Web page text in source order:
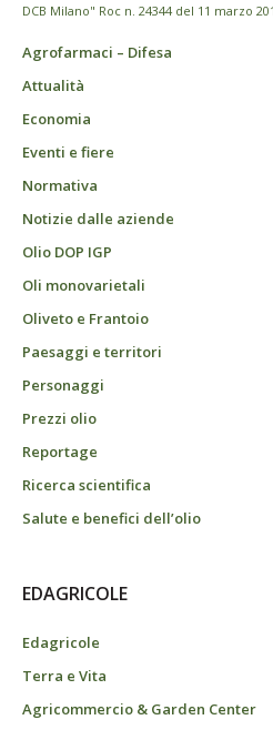
DCB Milano" Roc n. 24344 del 11 marzo
Agrofarmaci – Difesa
Attualità
Economia
Eventi e fiere
Normativa
Notizie dalle aziende
Olio DOP IGP
Oli monovarietali
Oliveto e Frantoio
Paesaggi e territori
Personaggi
Prezzi olio
Reportage
Ricerca scientifica
Salute e benefici dell’olio
EDAGRICOLE
Edagricole
Terra e Vita
Agricommercio & Garden Center